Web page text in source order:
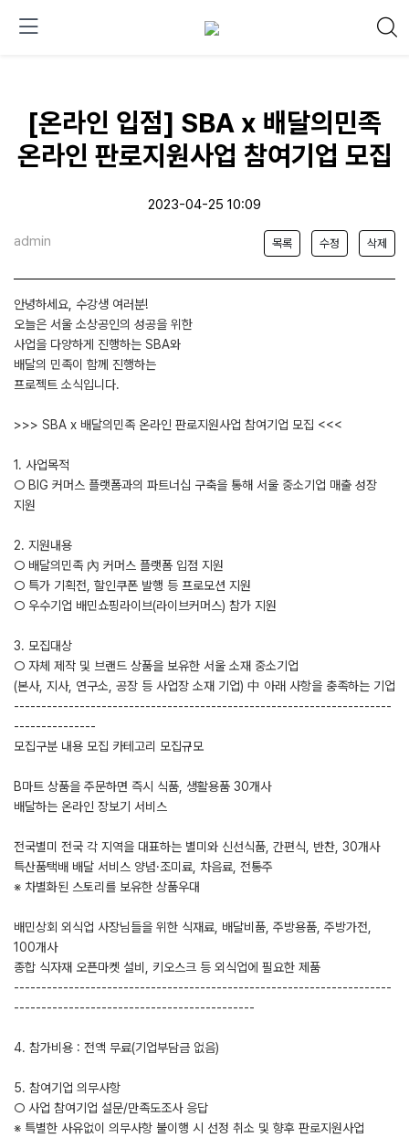
[온라인 입점] SBA x 배달의민족
온라인 판로지원사업 참여기업 모집
2023-04-25 10:09
admin 목록 수정 삭제
안녕하세요, 수강생 여러분!
오늘은 서울 소상공인의 성공을 위한
사업을 다양하게 진행하는 SBA와
배달의 민족이 함께 진행하는
프로젝트 소식입니다.
>>> SBA x 배달의민족 온라인 판로지원사업 참여기업 모집 <<<
1. 사업목적
○ BIG 커머스 플랫폼과의 파트너십 구축을 통해 서울 중소기업 매출 성장
지원
2. 지원내용
○ 배달의민족 內 커머스 플랫폼 입점 지원
○ 특가 기획전, 할인쿠폰 발행 등 프로모션 지원
○ 우수기업 배민쇼핑라이브(라이브커머스) 참가 지원
3. 모집대상
○ 자체 제작 및 브랜드 상품을 보유한 서울 소재 중소기업
(본사, 지사, 연구소, 공장 등 사업장 소재 기업) 中 아래 사항을 충족하는 기업
---------------------------------------------------------------------
---------------
모집구분 내용 모집 카테고리 모집규모
B마트 상품을 주문하면 즉시 식품, 생활용품 30개사
배달하는 온라인 장보기 서비스
전국별미 전국 각 지역을 대표하는 별미와 신선식품, 간편식, 반찬, 30개사
특산품택배 배달 서비스 양념·조미료, 차음료, 전통주
※ 차별화된 스토리를 보유한 상품우대
배민상회 외식업 사장님들을 위한 식재료, 배달비품, 주방용품, 주방가전,
100개사
종합 식자재 오픈마켓 설비, 키오스크 등 외식업에 필요한 제품
---------------------------------------------------------------------
--------------------------------------------
4. 참가비용 : 전액 무료(기업부담금 없음)
5. 참여기업 의무사항
○ 사업 참여기업 설문/만족도조사 응답
※ 특별한 사유없이 의무사항 불이행 시 선정 취소 및 향후 판로지원사업